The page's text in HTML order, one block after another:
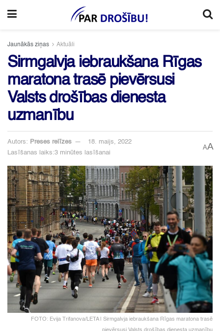
Jaunākās ziņas Aktuāli
Sirmgalvja iebraukšana Rīgas
maratona trasē pievērsusi
Valsts drošības dienesta
uzmanību
Autors: Preses relīzes
18. maijs, 2022
Lasīšanas laiks:3 minūtes lasīšanai
AA
FOTO: Evija Trifanova/LETA | Sirmgalvja iebraukšana Rīgas maratona trasē